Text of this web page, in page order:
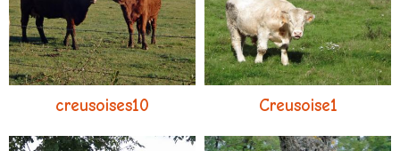
creusoises10 Creusoise1